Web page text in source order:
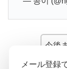
今後
メール登録